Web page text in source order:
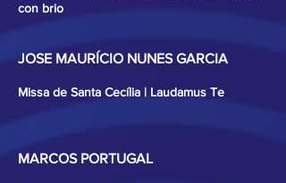
con brio
JOSE MAURÍCIO NUNES GARCIA
Missa de Santa Cecília | Laudamus Te
MARCOS PORTUGAL